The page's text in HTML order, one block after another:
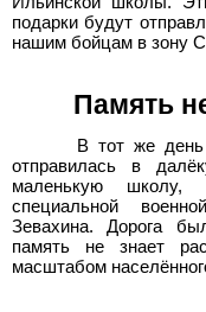
подарки будут
нашим бойцам в зону
Память
В тот же
отправилась в
маленькую школу,
специальной
Зевахина. Дорога
память не знает
масштабом